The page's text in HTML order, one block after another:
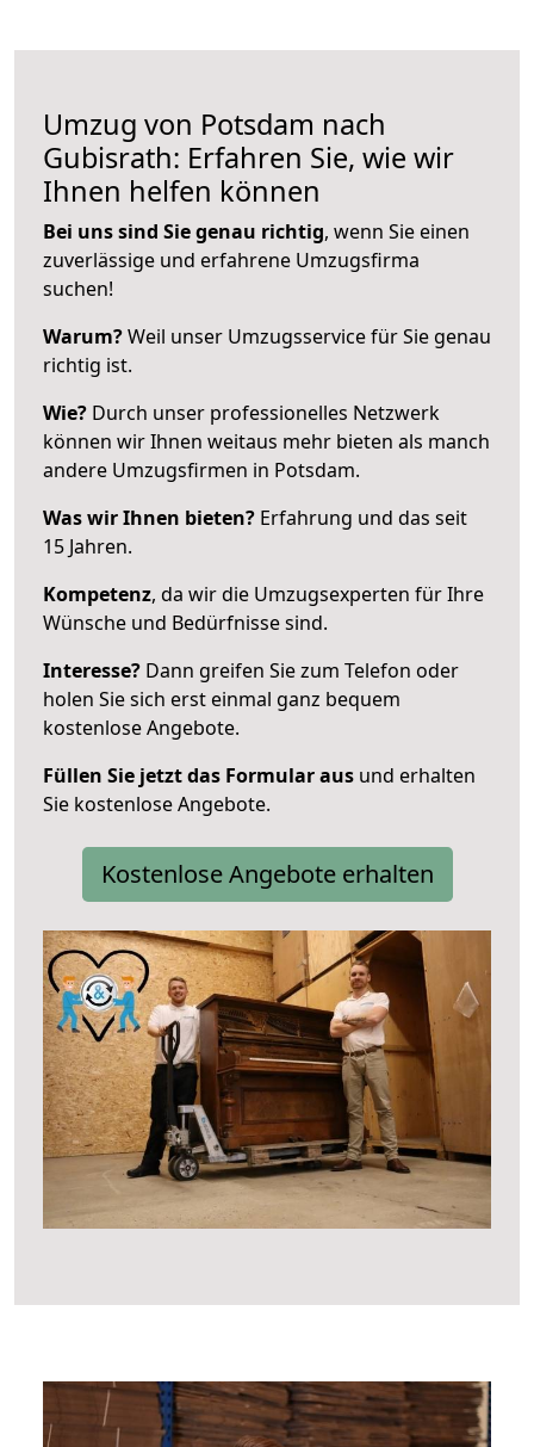
Umzug von Potsdam nach
Gubisrath: Erfahren Sie, wie wir
Ihnen helfen können
Bei uns sind Sie genau richtig, wenn Sie einen
zuverlässige und erfahrene Umzugsfirma
suchen!
Warum?Weil unser Umzugsservice für Sie genau
richtig ist.
Wie? Durch unser professionelles Netzwerk
können wir Ihnen weitaus mehr bieten als manch
andere Umzugsfirmen in Potsdam.
Was wir Ihnen bieten? Erfahrung und das seit
15 Jahren.
Kompetenz, da wir die Umzugsexperten für Ihre
Wünsche und Bedürfnisse sind.
Interesse? Dann greifen Sie zum Telefon oder
holen Sie sich erst einmal ganz bequem
kostenlose Angebote.
Füllen Sie jetzt das Formular aus und erhalten
Sie kostenlose Angebote.
Kostenlose Angebote erhalten